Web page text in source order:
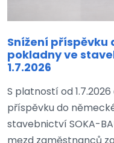
Snížení příspěvku
pokladny ve
1.7.2026
S platností od
příspěvku do
stavebnictví SOKA-